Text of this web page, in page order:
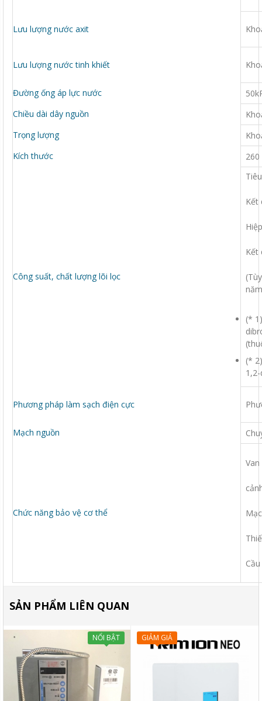
Lưu lượng nước axit
Lưu lượng nước tinh khiết
Đường ống áp lực nước
Chiều dài dây nguồn
Trọng lượng
Kích thước
Công suất, chất lượng lõi lọc
Kết
Kết
(*
(*
Phương pháp làm sạch điện cực
Mạch nguồn
Chức năng bảo vệ cơ thể
SẢN PHẨM LIÊN QUAN
NỔI BẬT GIẢM GIÁ